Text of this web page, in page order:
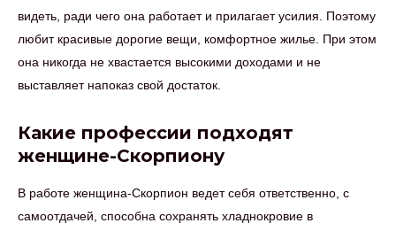
видеть, ради чего она работает и прилагает усилия. Поэтому
любит красивые дорогие вещи, комфортное жилье. При этом
она никогда не хвастается высокими доходами и не
выставляет напоказ свой достаток.
Какие профессии подходят
женщине-Скорпиону
В работе женщина-Скорпион ведет себя ответственно, с
самоотдачей, способна сохранять хладнокровие в